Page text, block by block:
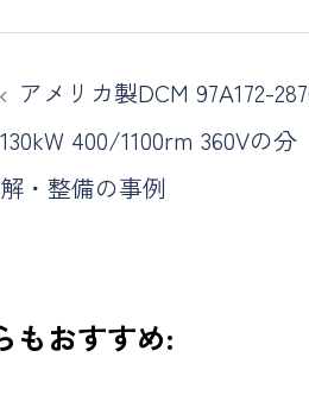
アメリカ製DCM 97A172-
130kW 400/1100rm 360Vの分
解・整備の事例
もおすすめ: